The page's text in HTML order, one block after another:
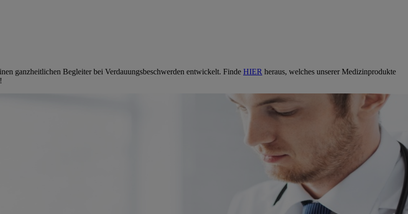
ganzheitlichen Begleiter bei Verdauungsbeschwerden entwickelt. Finde HIER heraus, welches unserer Medizinprodukte